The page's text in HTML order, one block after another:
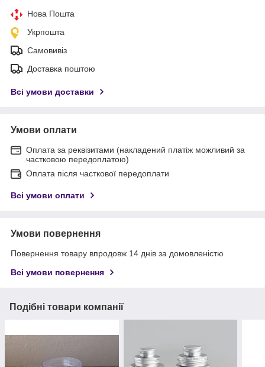
Нова Пошта
Укрпошта
Самовивіз
Доставка поштою
Всі умови доставки
Умови оплати
Оплата за реквізитами (накладений платіж можливий за
частковою передоплатою)
Оплата після часткової передоплати
Всі умови оплати
Умови повернення
Повернення товару впродовж 14 днів за домовленістю
Всі умови повернення
Подібні товари компанії